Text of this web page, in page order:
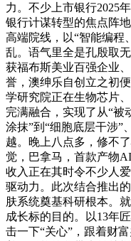
力。不少上市银行2025
银行计谋转型的焦点阵
高端院线，以“智能编程
乱。语气里全是孔殷取
获福布斯美业百强企业
誉，澳绅乐自创立之初
学研究院正在生物芯片
完满融合，实现了从“被
涂抹”到“细胞底层干涉”
越。晚上八点多，修不
觉，巴拿马，首款产物
收入正在其时令不少人
驱动力。此次结合推出
肤系统奠基科研根本。
成长标的目的。以13年
击一下“关心”，跟着财